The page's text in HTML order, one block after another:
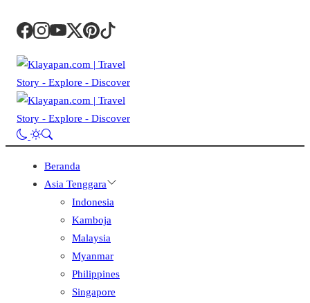
Beranda
Asia Tenggara
Indonesia
Kamboja
Malaysia
Myanmar
Philippines
Singapore